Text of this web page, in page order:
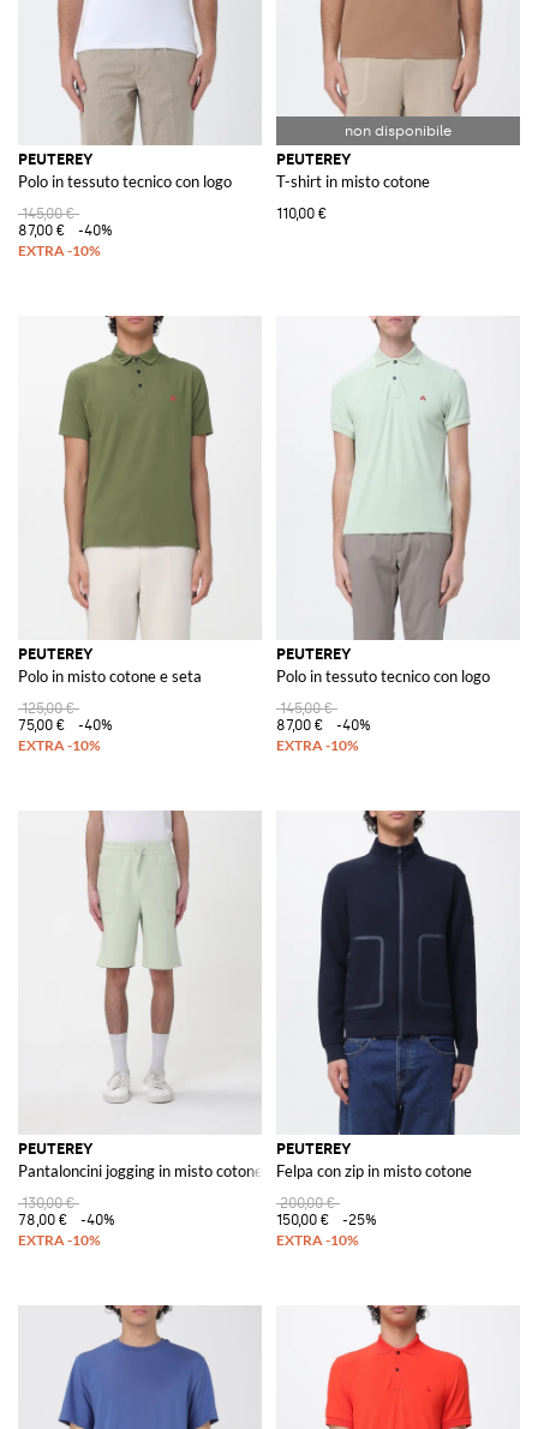
PEUTEREY
Polo in tessuto tecnico con logo
145,00 €
87,00 €
-40%
PEUTEREY
T-shirt in misto cotone
110,00 €
PEUTEREY
Polo in misto cotone e seta
125,00 €
75,00 €
-40%
PEUTEREY
Polo in tessuto tecnico con logo
145,00 €
87,00 €
-40%
PEUTEREY
Pantaloncini jogging in misto cotone
130,00 €
78,00 €
-40%
PEUTEREY
Felpa con zip in misto cotone
200,00 €
150,00 €
-25%